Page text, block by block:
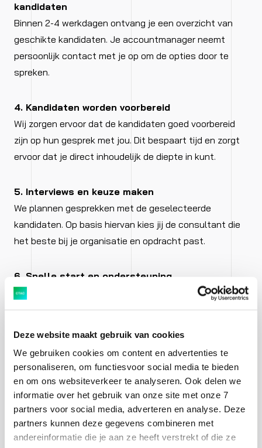
Deze website maakt gebruik van cookies
We gebruiken cookies om content en advertenties te
personaliseren, om functiesvoor social media te bieden
en om ons websiteverkeer te analyseren. Ook delen we
informatie over het gebruik van onze site met onze 7
partners voor social media, adverteren en analyse. Deze
partners kunnen deze gegevens combineren met
andereinformatie die je aan ze heeft verstrekt of die ze
kandidaten
Binnen 2-4 werkdagen ontvang je een overzicht van
geschikte kandidaten. Je accountmanager neemt
persoonlijk contact met je op om de opties door te
spreken.
4. Kandidaten worden voorbereid
Wij zorgen ervoor dat de kandidaten goed voorbereid
zijn op hun gesprek met jou. Dit bespaart tijd en zorgt
ervoor dat je direct inhoudelijk de diepte in kunt.
5. Interviews en keuze maken
We plannen gesprekken met de geselecteerde
kandidaten. Op basis hiervan kies jij de consultant die
het beste bij je organisatie en opdracht past.
6. Snelle start en ondersteuning
Zodra je een keuze hebt gemaakt, regelen wij de
contracten en startdatum. Ook daarna blijven we
voortgang te bewaken en de consultant heeft altijd
een aanspreekpunt binnen Ctac Resourcing.